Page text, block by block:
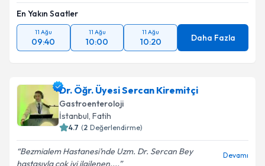
En Yakın Saatler
11 Ağu
09:40
11 Ağu
10:00
11 Ağu
10:20 Daha Fazla
Dr. Öğr. Üyesi Sercan Kiremitçi
Gastroenteroloji
İstanbul, Fatih
4.7 (2 Değerlendirme)
Bezmialem Hastanesi’nde Uzm. Dr. Sercan Bey
hastasıyla çok iyi ilgilenen,...
Devamı